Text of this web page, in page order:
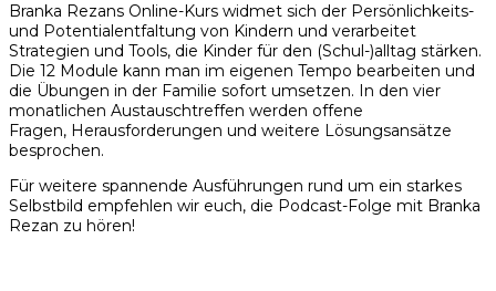
Branka Rezans Online-Kurs widmet sich der Persönlichkeits-
und Potentialentfaltung von Kindern und verarbeitet
Strategien und Tools, die Kinder für den (Schul-)alltag stärken.
Die 12 Module kann man im eigenen Tempo bearbeiten und
die Übungen in der Familie sofort umsetzen. In den vier
monatlichen Austauschtreffen werden offene
Fragen, Herausforderungen und weitere Lösungsansätze
besprochen.
Für weitere spannende Ausführungen rund um ein starkes
Selbstbild empfehlen wir euch, die Podcast-Folge mit Branka
Rezan zu hören!